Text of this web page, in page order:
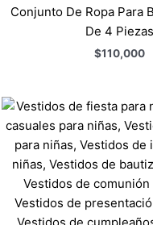
Conjunto De Ropa Para
De 4 Piezas
$110,000